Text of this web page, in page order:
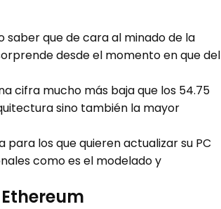
saber que de cara al minado de la
desde el momento en que del
cifra mucho más baja que los 54.75
sino también la mayor
los que quieren actualizar su PC
como es el modelado y